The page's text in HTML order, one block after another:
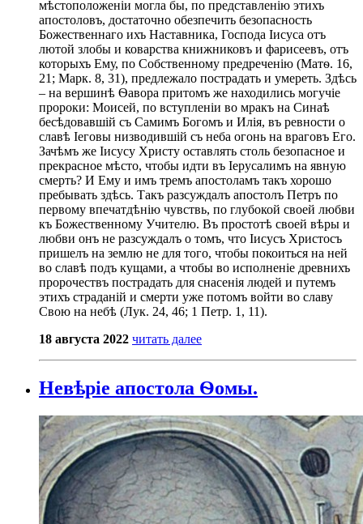
мѣстоположеніи могла бы, по представленію этихъ
апостоловъ, достаточно обезпечить безопасность
Божественнаго ихъ Наставника, Господа Іисуса отъ
лютой злобы и коварства книжниковъ и фарисеевъ, отъ
которыхъ Ему, по Собственному предреченію (Матѳ. 16,
21; Марк. 8, 31), предлежало пострадать и умереть. Здѣсь
– на вершинѣ Ѳавора притомъ же находились могучіе
пророки: Моисей, по вступленіи во мракъ на Синаѣ
бесѣдовавшій съ Самимъ Богомъ и Илія, въ ревности о
славѣ Іеговы низводившій съ неба огонь на враговъ Его.
Зачѣмъ же Іисусу Христу оставлять столь безопасное и
прекрасное мѣсто, чтобы идти въ Іерусалимъ на явную
смерть? И Ему и имъ тремъ апостоламъ такъ хорошо
пребывать здѣсь. Такъ разсуждалъ апостолъ Петръ по
первому впечатдѣнію чувствь, по глубокой своей любви
къ Божественному Учителю. Въ простотѣ своей вѣры и
любви онъ не разсуждалъ о томъ, что Іисусъ Христосъ
пришелъ на землю не для того, чтобы покоиться на ней
во славѣ подъ кущами, а чтобы во исполненіе древнихъ
пророчествъ пострадать для снасенія людей и путемъ
этихъ страданій и смерти уже потомъ войти во славу
Свою на небѣ (Лук. 24, 46; 1 Петр. 1, 11).
18 августа 2022 читать далее
Невѣріе апостола Ѳомы.